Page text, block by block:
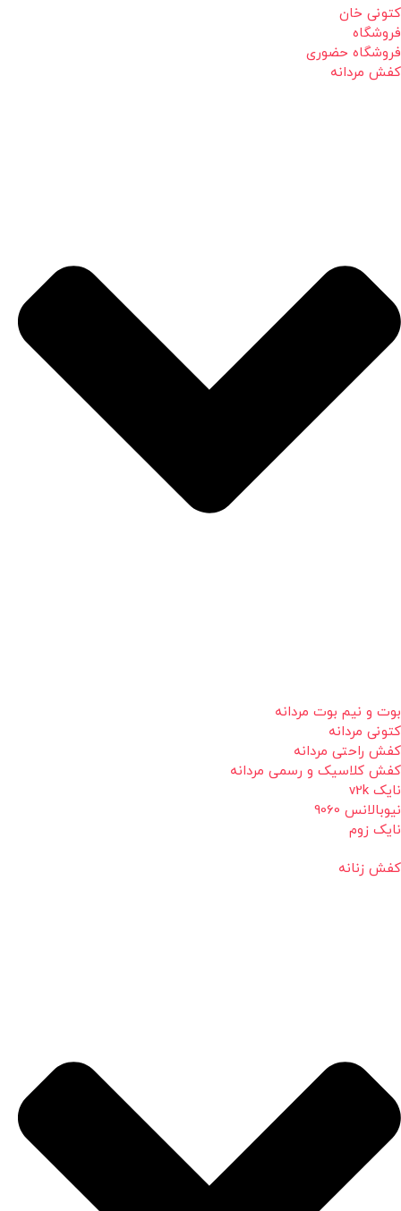
کتونی خان
فروشگاه
فروشگاه حضوری
کفش مردانه
بوت و نیم بوت مردانه
کتونی مردانه
کفش راحتی مردانه
کفش کلاسیک و رسمی مردانه
نایک v2k
نیوبالانس 9060
نایک زوم
کفش زنانه